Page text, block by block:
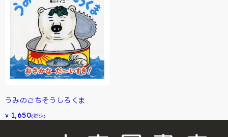
うみのごちそうしろくま
¥ 1,650(税込)